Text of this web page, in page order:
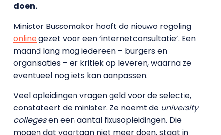
doen.
Minister Bussemaker heeft de nieuwe regeling
onlinegezet voor een ‘internetconsultatie’. Een
maand lang mag iedereen – burgers en
organisaties – er kritiek op leveren, waarna ze
eventueel nog iets kan aanpassen.
Veel opleidingen vragen geld voor de selectie,
constateert de minister. Ze noemt de university
collegesen een aantal fixusopleidingen. Die
mogen dat voortaan niet meer doen, staat in